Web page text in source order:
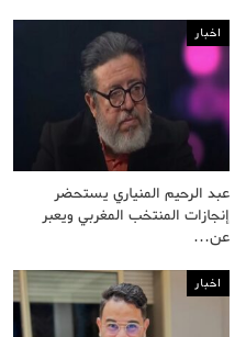
اخبار
عبد الرحيم المنياري يستحضر
إنجازات المنتخب المغربي ويعبر
عن…
اخبار